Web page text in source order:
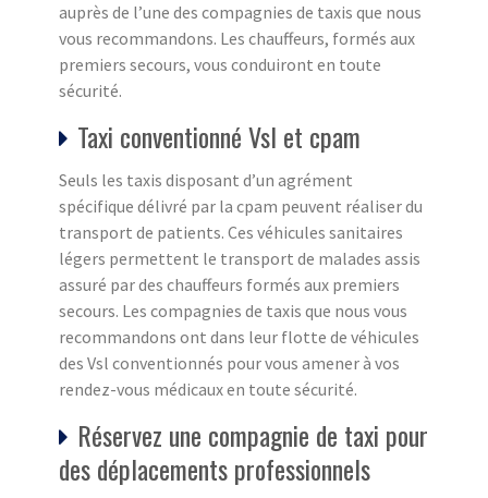
auprès de l’une des compagnies de taxis que nous
vous recommandons. Les chauffeurs, formés aux
premiers secours, vous conduiront en toute
sécurité.
Taxi conventionné Vsl et cpam
Seuls les taxis disposant d’un agrément
spécifique délivré par la cpam peuvent réaliser du
transport de patients. Ces véhicules sanitaires
légers permettent le transport de malades assis
assuré par des chauffeurs formés aux premiers
secours. Les compagnies de taxis que nous vous
recommandons ont dans leur flotte de véhicules
des Vsl conventionnés pour vous amener à vos
rendez-vous médicaux en toute sécurité.
Réservez une compagnie de taxi pour
des déplacements professionnels